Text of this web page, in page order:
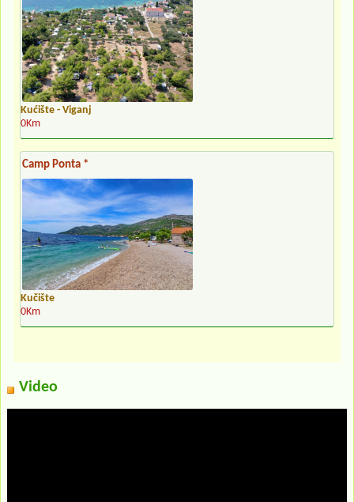
Kućište - Viganj
0Km
Camp Ponta *
Kučište
0Km
Video